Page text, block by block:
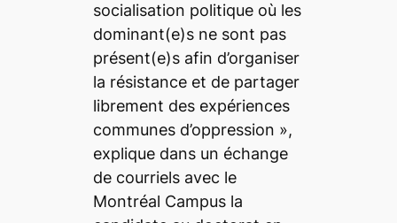
socialisation politique où les
dominant(e)s ne sont pas
présent(e)s afin d’organiser
la résistance et de partager
librement des expériences
communes d’oppression »,
explique dans un échange
de courriels avec le
Montréal Campusla